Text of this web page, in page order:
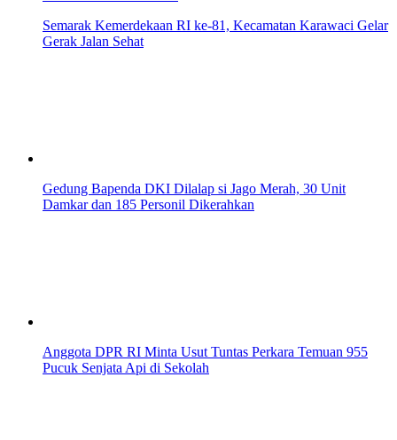
Semarak Kemerdekaan RI ke-81, Kecamatan Karawaci Gelar
Gerak Jalan Sehat
Gedung Bapenda DKI Dilalap si Jago Merah, 30 Unit
Damkar dan 185 Personil Dikerahkan
Anggota DPR RI Minta Usut Tuntas Perkara Temuan 955
Pucuk Senjata Api di Sekolah